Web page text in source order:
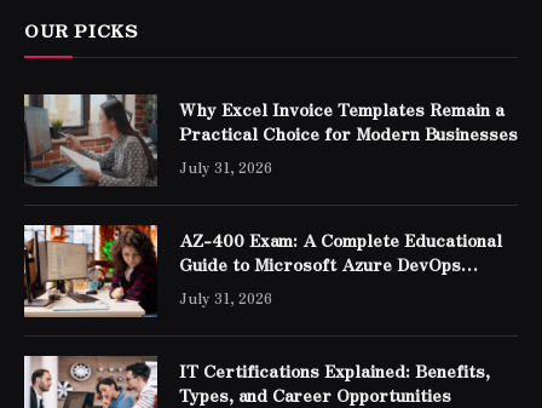
OUR PICKS
Why Excel Invoice Templates Remain a
Practical Choice for Modern Businesses
July 31, 2026
AZ-400 Exam: A Complete Educational
Guide to Microsoft Azure DevOps
Engineer Expert Certification
July 31, 2026
IT Certifications Explained: Benefits,
Types, and Career Opportunities